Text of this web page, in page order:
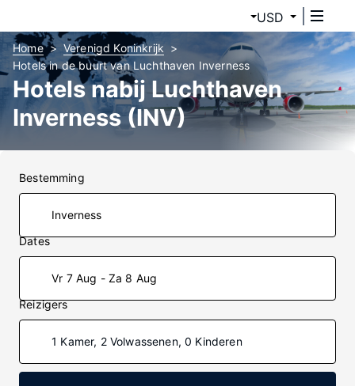
USD
Home
Verenigd Koninkrijk
Hotels in de buurt van Luchthaven Inverness
Hotels nabij Luchthaven
Inverness (INV)
Bestemming
Dates
Vr 7 Aug - Za 8 Aug
Reizigers
1 Kamer, 2 Volwassenen, 0 Kinderen